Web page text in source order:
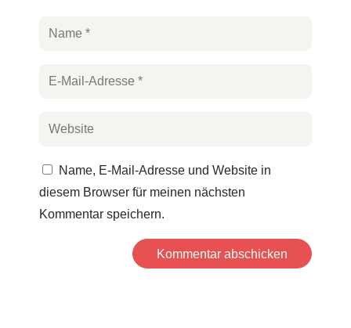
Name, E-Mail-Adresse und Website in
diesem Browser für meinen nächsten
Kommentar speichern.
Kommentar abschicken